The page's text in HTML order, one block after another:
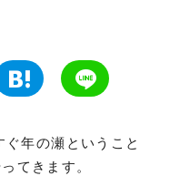
年の瀬ということ
てきます。